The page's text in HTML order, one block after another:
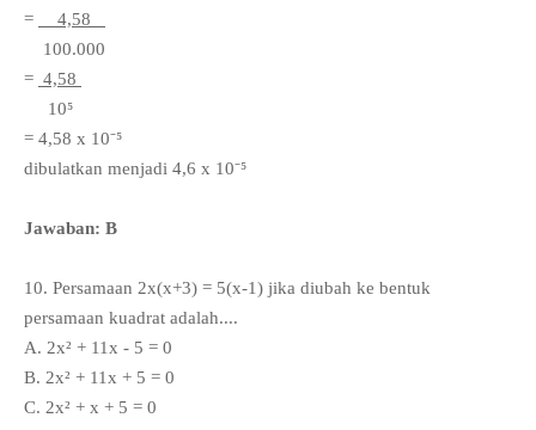
=
4,58
100.000
= 4,58
10⁵
= 4,58 x 10⁻⁵
dibulatkan menjadi 4,6 x 10⁻⁵
Jawaban: B
10. Persamaan 2x(x+3) = 5(x-1) jika diubah ke bentuk
persamaan kuadrat adalah....
A. 2x² + 11x - 5 = 0
B. 2x² + 11x + 5 = 0
C. 2x² + x + 5 = 0